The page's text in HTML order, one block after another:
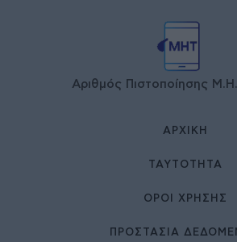
Αριθμός Πιστοποίησης
ΑΡΧΙΚΉ
ΤΑΥΤΌΤΗΤΑ
ΌΡΟΙ ΧΡΉΣΗΣ
ΠΡΟΣΤΑΣΙΑ